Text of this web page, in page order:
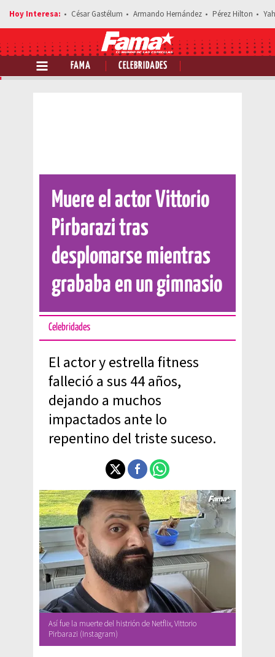
César Gastélum Armando Hernández Pérez Hilton
FAMA CELEBRIDADES
Comparte esta noticia
Muere el actor Vittorio
Pirbarazi tras
desplomarse mientras
grababa en un gimnasio
Celebridades
El actor y estrella fitness
falleció a sus 44 años,
dejando a muchos
impactados ante lo
repentino del triste suceso.
Así fue la muerte del histrión de Netflix, Vittorio
Pirbarazi (Instagram)